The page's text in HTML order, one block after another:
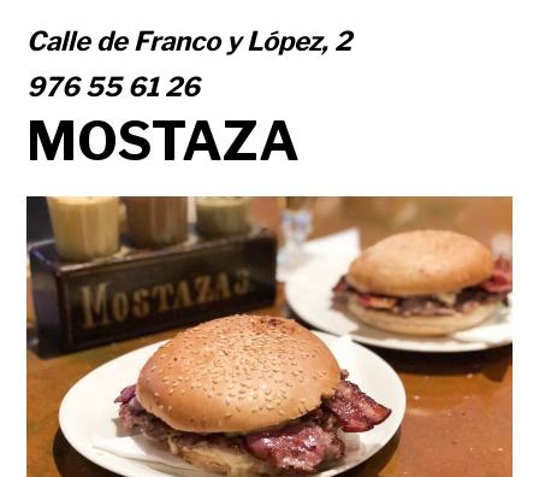
Calle de Franco y López, 2
976 55 61 26
MOSTAZA